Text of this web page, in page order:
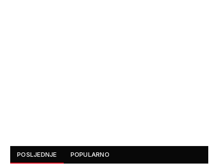
POSLJEDNJE POPULARNO